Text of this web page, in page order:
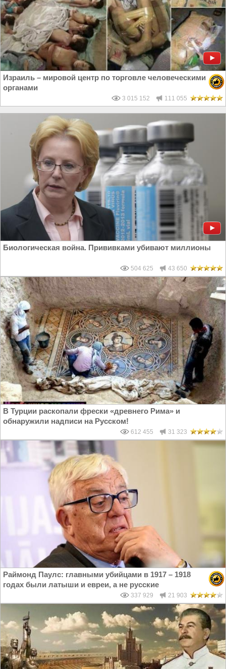
Израиль – мировой центр по торговле человеческими
органами
3 015 152 111 055
Биологическая война. Прививками убивают миллионы
504 625 43 650
В Турции раскопали фрески «древнего Рима» и
обнаружили надписи на Русском!
612 455 31 323
Раймонд Паулс: главными убийцами в 1917 – 1918
годах были латыши и евреи, а не русские
337 929 21 903